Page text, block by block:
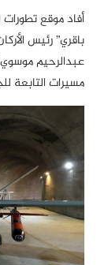
أفاد موقع تطورات
باقري” رئيس
مسيرات التابعة